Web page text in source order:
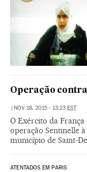
Operação
NOV 18, 2015 - 13:23 EST
O Exército da
operação Sentinelle
município de Saint-
ATENTADOS EM PARIS